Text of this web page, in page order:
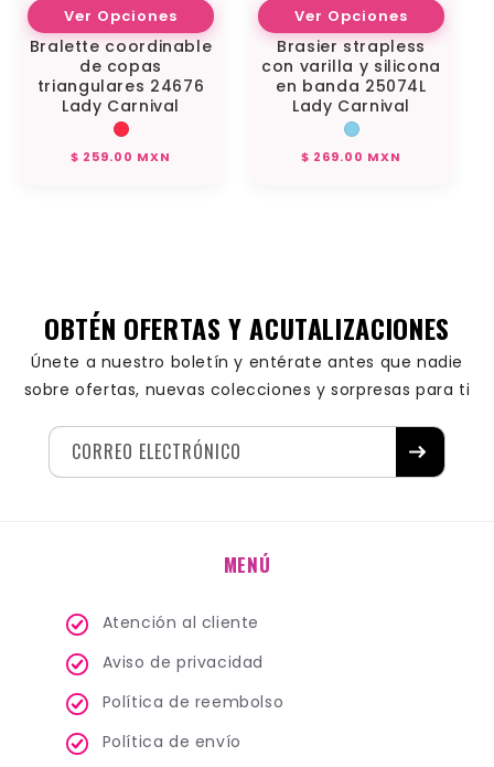
Bralette coordinable
de copas
triangulares 24676
Lady Carnival
Precio
$ 259.00 MXN
Ver Opciones
Brasier strapless
con varilla y silicona
en banda 25074L
Lady Carnival
Precio
$ 269.00 MXN
Ver Opciones
OBTÉN OFERTAS Y ACUTALIZACIONES
Únete a nuestro boletín y entérate antes que nadie
sobre ofertas, nuevas colecciones y sorpresas para ti
CORREO ELECTRÓNICO
MENÚ
Atención al cliente
Aviso de privacidad
Política de reembolso
Política de envío